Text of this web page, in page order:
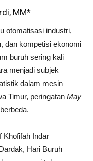
MM*
otomatisasi industri,
dan kompetisi ekonomi
buruh sering kali
menjadi subjek
dalam mesin
Timur, peringatan May
Khofifah Indar
Hari Buruh